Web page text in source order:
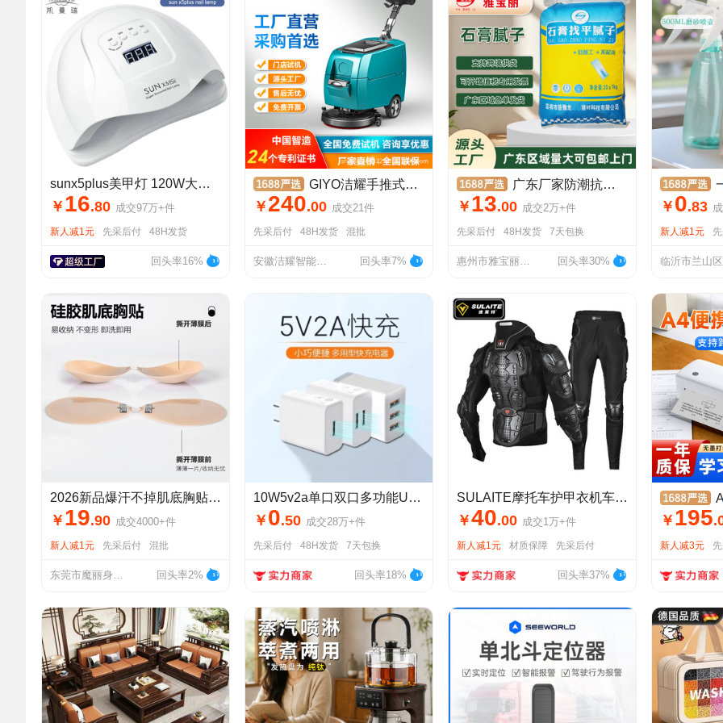
sunx5plus美甲灯 120W大功率美甲机光疗灯美甲店uv灯美甲烤灯跨境
￥ 16.80 成交97万+件
新人减1元 先采后付 48H发货
回头率16%
GIYO洁耀手推式H5工业洗地机工厂车间 商用拖地机商场车库扫地机
￥ 240.00 成交21件
先采后付 48H发货 混批
安徽洁耀智能制造有限公司 回头率7%
广东厂家防潮抗裂石膏腻子粉内墙修复耐水粘性强腻子粉跨境可开票
￥ 13.00 成交2万+件
先采后付 48H发货 7天包换
惠州市雅宝丽建材有限公司 回头率30%
一
￥ 0.83
新人减1元
2026新品爆汗不掉肌底胸贴源头工厂
￥ 19.90 成交4000+件
新人减1元 先采后付 混批
东莞市魔丽身段服装有限公司 回头率2%
10W5v2a单口双口多功能USB插头快充头安卓通用手机充电头充电器头
￥ 0.50 成交28万+件
先采后付 48H发货 7天包换
回头率18%
SULAITE摩托车护甲衣机车骑行护膝护肘护胸护脖越野骑士护颈装备
￥40.00 成交1万+件
新人减1元 材质保障 先采后付
回头率37%
A4
￥ 195.
新人减3元